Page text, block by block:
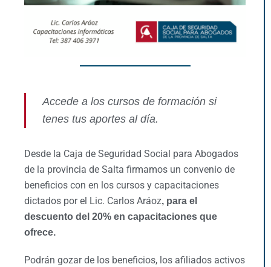
Accede a los cursos de formación si
tenes tus aportes al día.
Desde la Caja de Seguridad Social para Abogados
de la provincia de Salta firmamos un convenio de
beneficios con en los cursos y capacitaciones
dictados por el Lic. Carlos Aráoz, para el
descuento del 20% en capacitaciones que
ofrece.
Podrán gozar de los beneficios, los afiliados activos